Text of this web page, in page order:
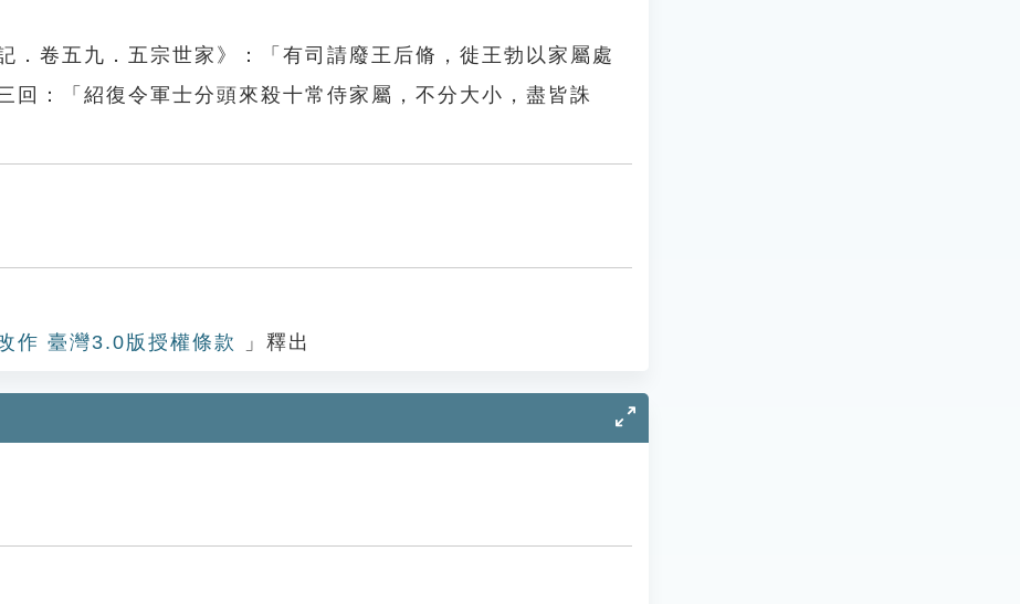
．卷五九．五宗世家》：「有司請廢王后脩，徙王勃以家屬處
回：「紹復令軍士分頭來殺十常侍家屬，不分大小，盡皆誅
作 臺灣3.0版授權條款 」釋出